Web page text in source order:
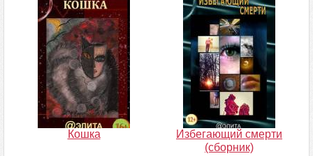
Кошка
Избегающий смерти
(сборник)